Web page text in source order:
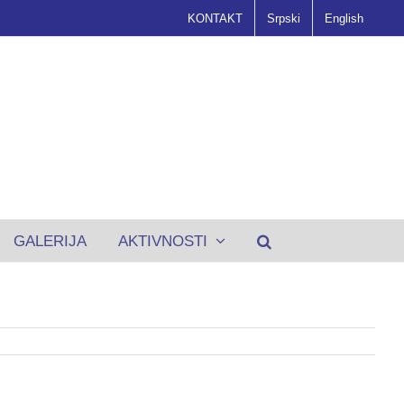
KONTAKT Srpski English
GALERIJA AKTIVNOSTI